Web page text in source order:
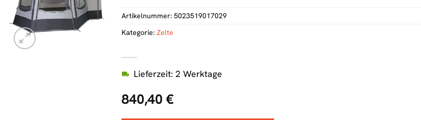
840,40 €
Lieferzeit: 2 Werktage
Artikelnummer: 5023519017029
Kategorie: Zelte